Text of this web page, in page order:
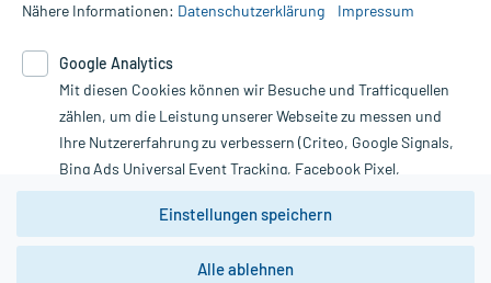
die Untersuchung und Behandlung durch einen Arzt. Bitte
Therapien eingeleitet werden können. | Diese Webseite benutzt
Google Analytics. Lesen Sie bitte dazu die wichtigen Hinweise in
unserer Datenschutzerklärung. Für den Widerruf einer Bestellung
nutzen Sie das Formular:
Vertrag widerrufen
*Hinweise zu unseren Aktionen und Bewertungen
Nähere Informationen: Datenschutzerklärung Impressum
Google Analytics
Mit diesen Cookies können wir Besuche und Trafficquellen
zählen, um die Leistung unserer Webseite zu messen und
Ihre Nutzererfahrung zu verbessern (Criteo, Google Signals,
Bing Ads Universal Event Tracking, Facebook Pixel,
Youtube-Social Plugin).
Wir weisen darauf hin, dass die
zwingend den Europäischen Anforderungen gem. EU-
Einstellungen speichern
Alle ablehnen